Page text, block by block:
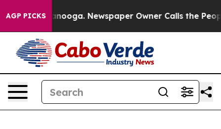
AGP PICKS
Chattanooga. Newspaper Owner Calls the People